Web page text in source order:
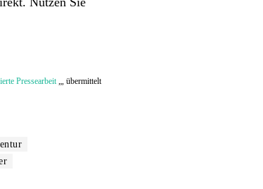
Pressearbeit„, übermittelt